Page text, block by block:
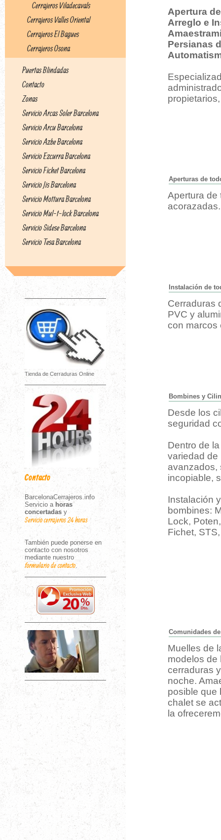
Cerrajeros Viladecavals
Cerrajeros Valles Oriental
Cerrajeros El Bagues
Cerrajeros Osona
Puertas Blindadas
Contacto
Zonas
Servicio Arcas Soler Barcelona
Servicio Arcu Barcelona
Servicio Azbe Barcelona
Servicio Ezcurra Barcelona
Servicio Fichet Barcelona
Servicio Jis Barcelona
Servicio Mottura Barcelona
Servicio Mul-t-lock Barcelona
Servicio Sidese Barcelona
Servicio Tesa Barcelona
Tienda de Cerraduras Online
Contacto
BarcelonaCerrajeros.info
Servicio a horas
concertadas y
Servicio cerrajeros 24 horas
También puede ponerse en
contacto con nosotros
mediante nuestro
formulario de contacto.
Apertura
Arreglo e
Persianas
Aperturas de
Apertura de
acorazadas.
Instalación de
Cerraduras
PVC y
con marcos
Bombines y
Desde los
seguridad
Dentro de
variedad de
avanzados,
incopiable,
Instalación
bombines:
Lock,
Fichet,
Comunidades
Muelles de
modelos de
cerraduras
noche.
posible que
chalet se
la